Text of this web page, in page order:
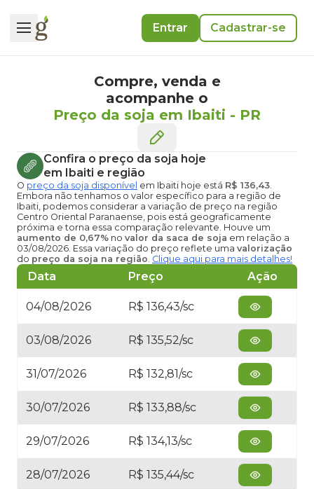
Entrar Cadastrar-se
Compre, venda e
acompanhe o
Preço da soja em Ibaiti - PR
Confira o preço da soja hoje
em Ibaiti e região
O preço da soja disponível em Ibaiti hoje está R$ 136,43.
Embora não tenhamos o valor específico para a região de
Ibaiti, podemos considerar a variação de preço na região
Centro Oriental Paranaense, pois está geograficamente
próxima e torna essa comparação relevante. Houve um
aumento de 0,67% no valor da saca de soja em relação a
03/08/2026. Essa variação do preço reflete uma valorização
do preço da soja na região. Clique aqui para mais detalhes!
Data Preço Ação
04/08/2026 R$ 136,43/sc
03/08/2026 R$ 135,52/sc
31/07/2026 R$ 132,81/sc
30/07/2026 R$ 133,88/sc
29/07/2026 R$ 134,13/sc
28/07/2026 R$ 135,44/sc